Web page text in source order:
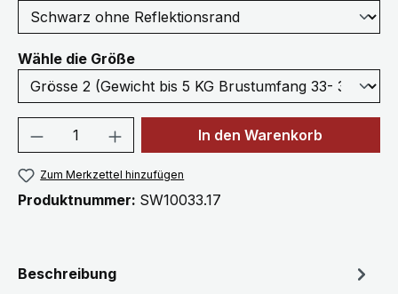
Wähle die Größeauswählen
Produkt Anzahl: Gib denIn den Warenkorb
Zum Merkzettel hinzufügen
Produktnummer: SW10033.17
Beschreibung